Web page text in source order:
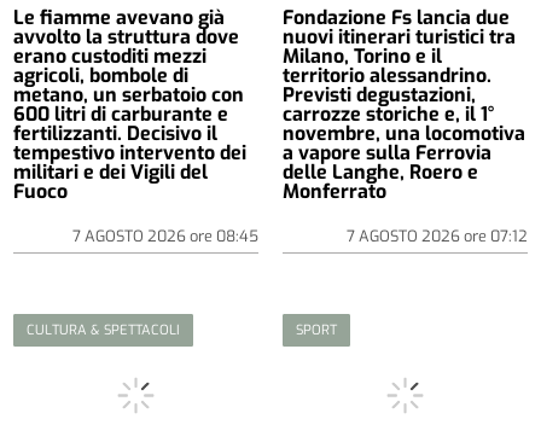
Le fiamme avevano già
avvolto la struttura dove
erano custoditi mezzi
agricoli, bombole di
metano, un serbatoio con
600 litri di carburante e
fertilizzanti. Decisivo il
tempestivo intervento dei
militari e dei Vigili del
Fuoco
7 AGOSTO 2026ore 08:45
Fondazione Fs lancia due
nuovi itinerari turistici tra
Milano, Torino e il
territorio alessandrino.
Previsti degustazioni,
carrozze storiche e, il 1°
novembre, una locomotiva
a vapore sulla Ferrovia
delle Langhe, Roero e
Monferrato
7 AGOSTO 2026ore 07:12
CULTURA & SPETTACOLI SPORT